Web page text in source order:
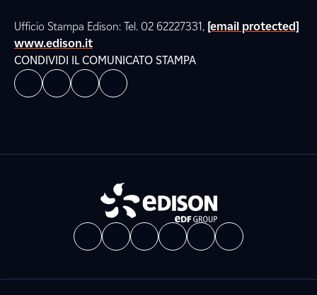
Ufficio Stampa Edison: Tel. 02 62227331, [email protected]
www.edison.it
CONDIVIDI IL COMUNICATO STAMPA